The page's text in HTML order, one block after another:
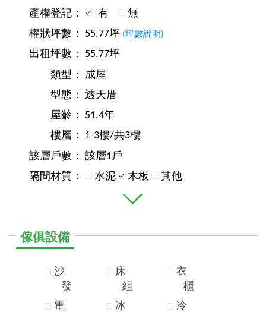
產權登記：
有
無
權狀坪數：
55.77坪 (坪數說明)
出租坪數：
55.77坪
類型：
成屋
型態：
透天厝
屋齡：
51.4年
樓層：
1-3樓/共3樓
該層戶數：
該層1戶
隔間材質：
水泥 木板 其他
傢俱設備
沙
發
電
床
組
冰
衣
櫃
冷